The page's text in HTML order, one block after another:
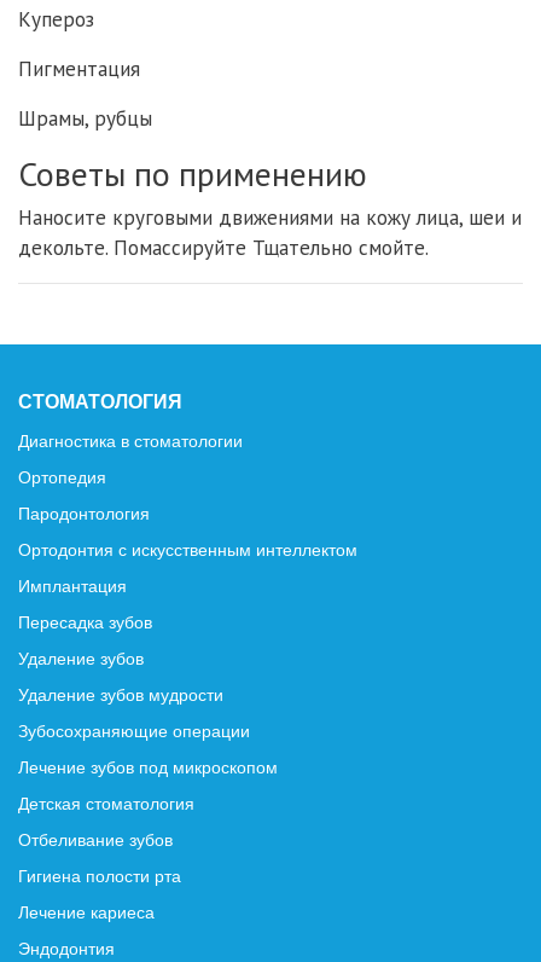
Купероз
Пигментация
Шрамы, рубцы
Советы по применению
Наносите круговыми движениями на кожу лица, шеи и
декольте. Помассируйте Тщательно смойте.
СТОМАТОЛОГИЯ
Диагностика в стоматологии
Ортопедия
Пародонтология
Ортодонтия с искусственным интеллектом
Имплантация
Пересадка зубов
Удаление зубов
Удаление зубов мудрости
Зубосохраняющие операции
Лечение зубов под микроскопом
Детская стоматология
Отбеливание зубов
Гигиена полости рта
Лечение кариеса
Эндодонтия